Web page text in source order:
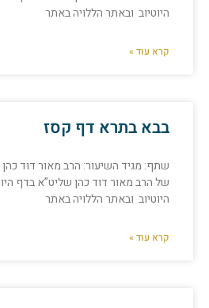
היוטיוב ובאתר הללויה באתר
קרא עוד »
בבא בתרא דף קסז
שתף: מגיד השיעור: הרב מאור דוד
של הרב מאור דוד כהן שליט”א בדף
היוטיוב ובאתר הללויה באתר
קרא עוד »